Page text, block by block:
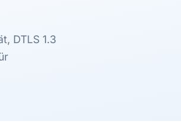
DTLS 1.3